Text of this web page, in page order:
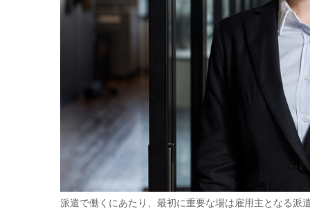
派遣で働くにあたり、最初に重要な場は雇用主となる派